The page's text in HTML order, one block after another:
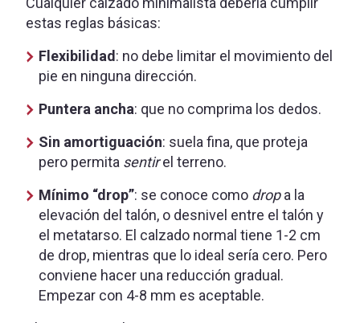
estas reglas básicas:
Flexibilidad: no debe limitar el movimiento del
pie en ninguna dirección.
Puntera ancha: que no comprima los dedos.
Sin amortiguación: suela fina, que proteja
pero permita sentirel terreno.
Mínimo “drop”: se conoce como dropa la
elevación del talón, o desnivel entre el talón y
el metatarso. El calzado normal tiene 1-2 cm
de drop, mientras que lo ideal sería cero. Pero
conviene hacer una reducción gradual.
Empezar con 4-8 mm es aceptable.